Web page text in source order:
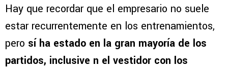
Hay que recordar que el empresario no suele
estar recurrentemente en los entrenamientos,
pero sí ha estado en la gran mayoría de los
partidos, inclusive n el vestidor con los